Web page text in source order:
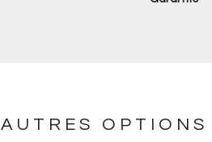
AUTRES OPTIONS